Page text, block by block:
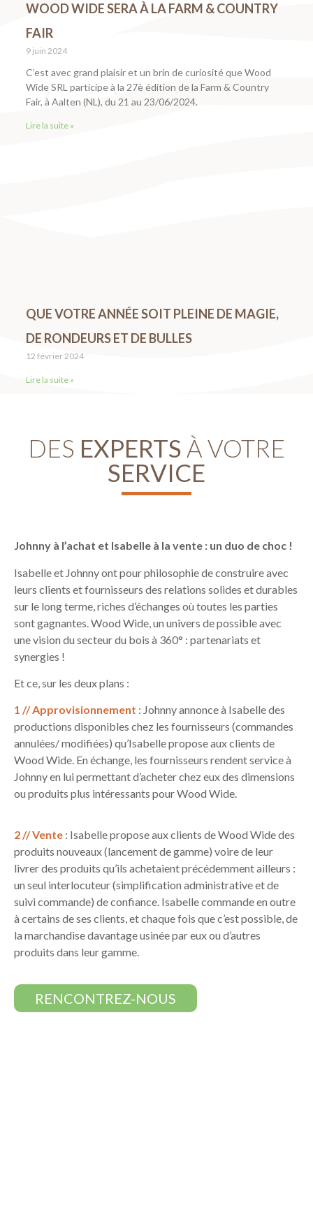
WOOD WIDE SERA À LA FARM & COUNTRY
FAIR
9 juin 2024
C’est avec grand plaisir et un brin de curiosité que Wood
Wide SRL participe à la 27è édition de la Farm & Country
Fair, à Aalten (NL), du 21 au 23/06/2024.
Lire la suite »
QUE VOTRE ANNÉE SOIT PLEINE DE MAGIE,
DE RONDEURS ET DE BULLES
12 février 2024
Lire la suite »
DES EXPERTS À VOTRE
SERVICE
Johnny à l’achat et Isabelle à la vente : un duo de choc !
Isabelle et Johnny ont pour philosophie de construire avec
leurs clients et fournisseurs des relations solides et durables
sur le long terme, riches d’échanges où toutes les parties
sont gagnantes. Wood Wide, un univers de possible avec
une vision du secteur du bois à 360° : partenariats et
synergies !
Et ce, sur les deux plans :
1 // Approvisionnement : Johnny annonce à Isabelle des
productions disponibles chez les fournisseurs (commandes
annulées/ modifiées) qu’Isabelle propose aux clients de
Wood Wide. En échange, les fournisseurs rendent service à
Johnny en lui permettant d’acheter chez eux des dimensions
ou produits plus intéressants pour Wood Wide.
2 // Vente : Isabelle propose aux clients de Wood Wide des
produits nouveaux (lancement de gamme) voire de leur
livrer des produits qu’ils achetaient précédemment ailleurs :
un seul interlocuteur (simplification administrative et de
suivi commande) de confiance. Isabelle commande en outre
à certains de ses clients, et chaque fois que c’est possible, de
la marchandise davantage usinée par eux ou d’autres
produits dans leur gamme.
RENCONTREZ-NOUS